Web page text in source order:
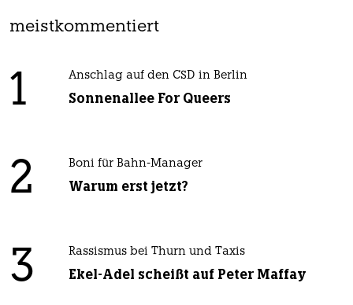
meistkommentiert
1 Anschlag auf den CSD in Berlin
Sonnenallee For Queers
2 Boni für Bahn-Manager
Warum erst jetzt?
3 Rassismus bei Thurn und Taxis
Ekel-Adel scheißt auf Peter Maffay